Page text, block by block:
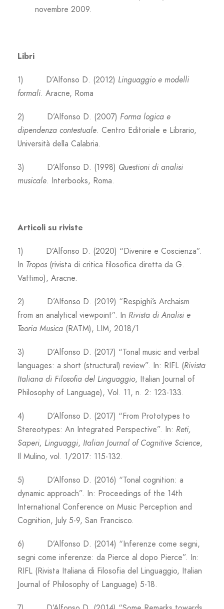
novembre 2009.
Libri
1) D’Alfonso D. (2012) Linguaggio e modelli
formali. Aracne, Roma
2) D’Alfonso D. (2007) Forma logica e
dipendenza contestuale. Centro Editoriale e Librario,
Università della Calabria.
3) D’Alfonso D. (1998) Questioni di analisi
musicale. Interbooks, Roma.
Articoli su riviste
1) D’Alfonso D. (2020) “Divenire e Coscienza”.
In Tropos(rivista di critica filosofica diretta da G.
Vattimo), Aracne.
2) D’Alfonso D. (2019) “Respighi’s Archaism
from an analytical viewpoint”. In Rivista di Analisi e
Teoria Musica (RATM), LIM, 2018/1
3) D’Alfonso D. (2017) “Tonal music and verbal
languages: a short (structural) review”. In: RIFL (Rivista
Italiana di Filosofia del Linguaggio, Italian Journal of
Philosophy of Language), Vol. 11, n. 2: 123-133.
4) D’Alfonso D. (2017) “From Prototypes to
Stereotypes: An Integrated Perspective”. In: Reti,
Saperi, Linguaggi, Italian Journal of Cognitive Science,
Il Mulino, vol. 1/2017: 115-132.
5) D’Alfonso D. (2016) “Tonal cognition: a
dynamic approach”. In: Proceedings of the 14th
International Conference on Music Perception and
Cognition, July 5-9, San Francisco.
6) D’Alfonso D. (2014) “Inferenze come segni,
segni come inferenze: da Pierce al dopo Pierce”. In:
RIFL (Rivista Italiana di Filosofia del Linguaggio, Italian
Journal of Philosophy of Language) 5-18.